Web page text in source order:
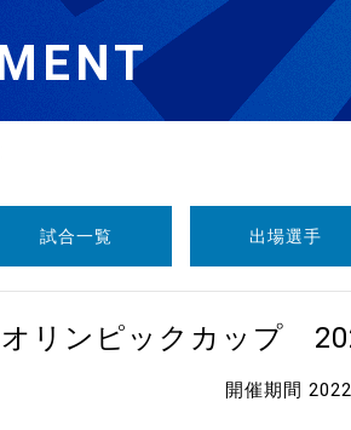
試合一覧 出場選手
リンピックカップ
開催期間